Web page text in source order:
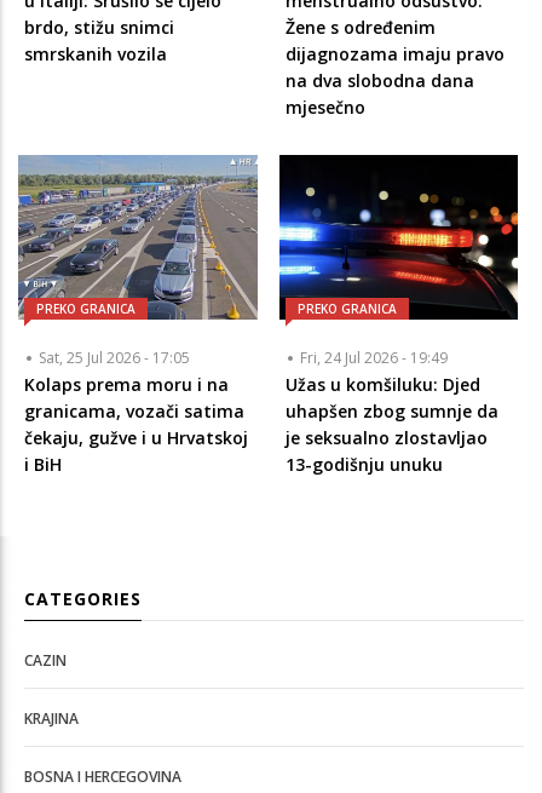
brdo, stižu snimci
smrskanih vozila
Žene s određenim
dijagnozama imaju pravo
na dva slobodna dana
mjesečno
PREKO GRANICA
Sat, 25 Jul 2026 - 17:05
Kolaps prema moru i na
granicama, vozači satima
čekaju, gužve i u Hrvatskoj
i BiH
PREKO GRANICA
Fri, 24 Jul 2026 - 19:49
Užas u komšiluku: Djed
uhapšen zbog sumnje da
je seksualno zlostavljao
13-godišnju unuku
CATEGORIES
CAZIN
KRAJINA
BOSNA I HERCEGOVINA